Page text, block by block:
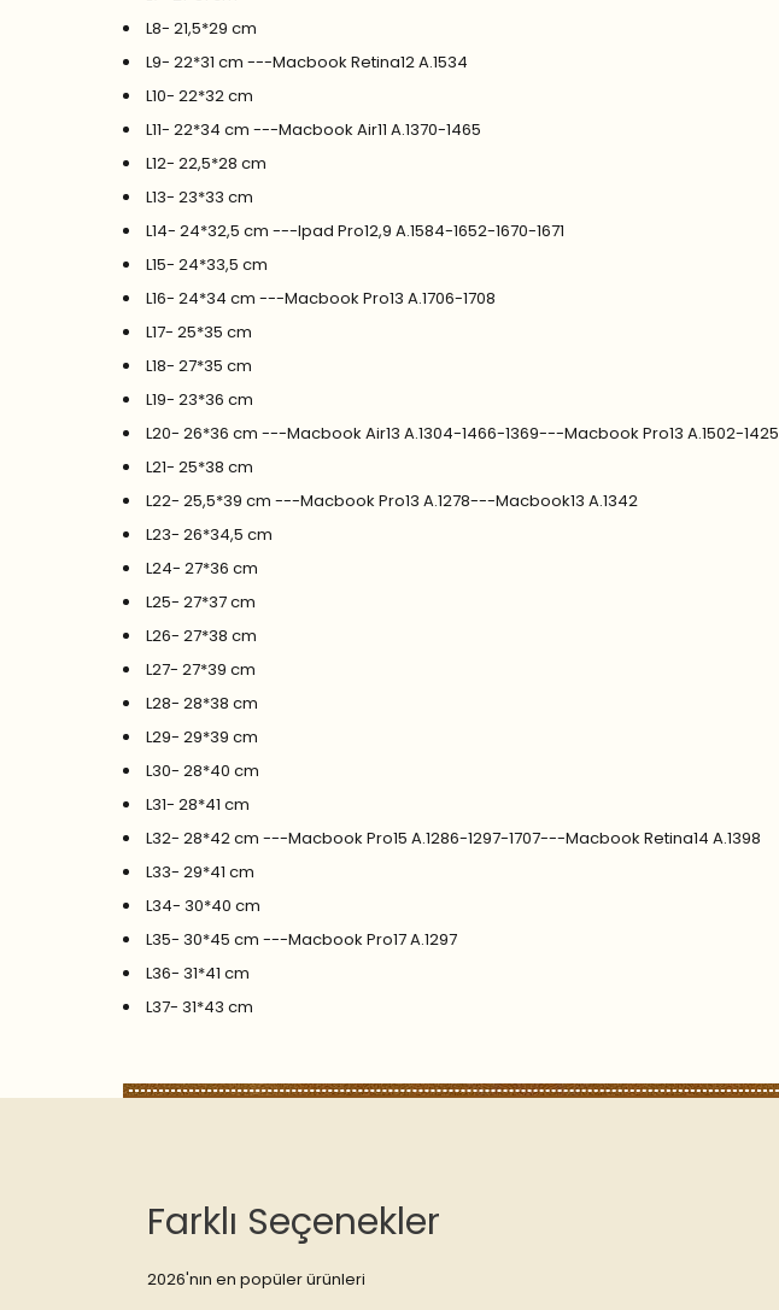
L8- 21,5*29 cm
L9- 22*31 cm ---Macbook Retina12 A.1534
L10- 22*32 cm
L11- 22*34 cm ---Macbook Air11 A.1370-1465
L12- 22,5*28 cm
L13- 23*33 cm
L14- 24*32,5 cm ---Ipad Pro12,9 A.1584-1652-1670-1671
L15- 24*33,5 cm
L16- 24*34 cm ---Macbook Pro13 A.1706-1708
L17- 25*35 cm
L18- 27*35 cm
L19- 23*36 cm
L20- 26*36 cm ---Macbook Air13 A.1304-1466-1369---Macbook Pro13 A.1502-1425
L21- 25*38 cm
L22- 25,5*39 cm ---Macbook Pro13 A.1278---Macbook13 A.1342
L23- 26*34,5 cm
L24- 27*36 cm
L25- 27*37 cm
L26- 27*38 cm
L27- 27*39 cm
L28- 28*38 cm
L29- 29*39 cm
L30- 28*40 cm
L31- 28*41 cm
L32- 28*42 cm ---Macbook Pro15 A.1286-1297-1707---Macbook Retina14 A.1398
L33- 29*41 cm
L34- 30*40 cm
L35- 30*45 cm ---Macbook Pro17 A.1297
L36- 31*41 cm
L37- 31*43 cm
Farklı Seçenekler
2026'nın en popüler ürünleri